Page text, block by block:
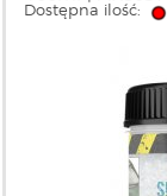
Dostępna ilość: